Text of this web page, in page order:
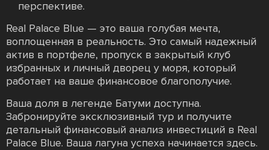
перспективе.
Real Palace Blue — это ваша голубая мечта,
воплощенная в реальность. Это самый надежный
актив в портфеле, пропуск в закрытый клуб
избранных и личный дворец у моря, который
работает на ваше финансовое благополучие.
Ваша доля в легенде Батуми доступна.
Забронируйте эксклюзивный тур и получите
детальный финансовый анализ инвестиций в Real
Palace Blue. Ваша лагуна успеха начинается здесь.